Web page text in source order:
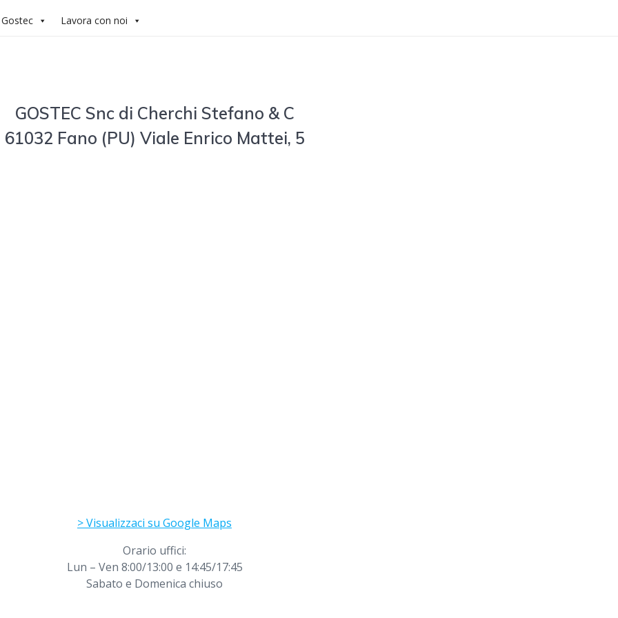
Lavora con noi
GOSTEC Snc di Cherchi Stefano & C
61032 Fano (PU) Viale Enrico Mattei, 5
> Visualizzaci su Google Maps
Orario uffici:
Lun – Ven 8:00/13:00 e 14:45/17:45
Sabato e Domenica chiuso